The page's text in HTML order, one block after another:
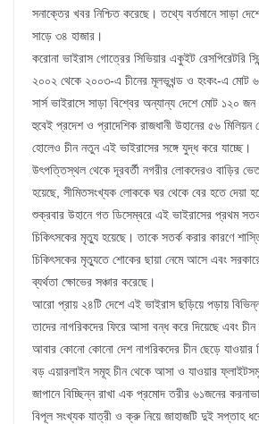
সনাক্তের খবর নিশ্চিত করেছে। তথ্যে বর্তমানে সাড়া
সাড়ে ৩৪ হাজার।
করোনা ভাইরাস গোত্রের সিভিয়ার একুইট রেসপিরেটরি
২০০২ থেকে ২০০৩-এ চীনের মূলভূখন্ড ও হংকং-এ মোট
সার্স ভাইরাসে সাড়া বিশ্বের অন্যান্য দেশে মোট ১২০ জন
হুবেই প্রদেশ ও প্রাদেশিক রাজধানী উহানের ৫৬ মিলিয়ন
হোলেও চীন নতুন এই ভাইরাসের সঙ্গে যুদ্ধ করে যাচ্ছে।
উৎপত্তিস্থল থেকে দূরবর্তী নগরীর লোকদেরও বাড়ির
হয়েছে, সীমিতসংখ্যক লোককে ঘর থেকে বের হতে দেয়া
শুক্রবার উহানে গত ডিসেম্বরে এই ভাইরাসের প্রথম
চিকিৎসকের মৃত্যু হয়েছে। তাকে সতর্ক করার কারণে
চিকিৎসকের মৃত্যুতে শোকের ছায়া নেমে আসে এবং
ব্যর্থতা ক্ষোভের সঞ্চার করেছে।
আরো প্রায় ২৪টি দেশে এই ভাইরাস ছড়িয়ে পড়ায়
তাদের নাগরিকদের ফিরে আসা বন্ধ করে দিয়েছে এবং
আবার কোনো কোনো দেশ নাগরিকদের চীন ছেড়ে যাওয়ার
বড় এয়ারলাইন সমূহ চীন থেকে আসা ও যাওয়ার
জাপানে বিচ্ছিন্ন রাখা এক প্রমোদ তরীর ৬১জনের
বিপূল সংখ্যক যাত্রী ও ক্রু নিয়ে জাহাজটি দুই সপ্তাহ